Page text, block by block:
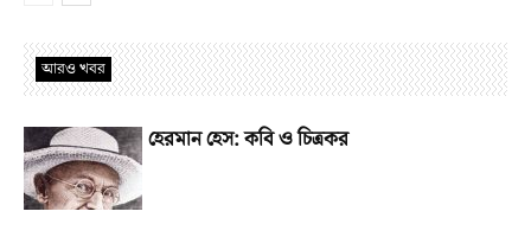
আরও খবর
হেরমান হেস: কবি ও চিত্রকর